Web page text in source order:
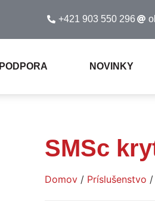
+421 903 550 296
PODPORA NOVINKY
SMSc
Domov / Príslušenstvo /